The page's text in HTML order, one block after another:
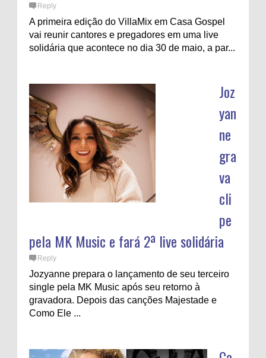
Reply
A primeira edição do VillaMix em Casa Gospel
vai reunir cantores e pregadores em uma live
solidária que acontece no dia 30 de maio, a par...
Joz
yan
ne
gra
va
cli
pe
pela MK Music e fará 2ª live solidária
Reply
Jozyanne prepara o lançamento de seu terceiro
single pela MK Music após seu retorno à
gravadora. Depois das canções Majestade e
Como Ele ...